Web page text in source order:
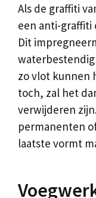
Als de graffiti
een anti-graffiti
Dit
zo vlot kunnen
toch, zal het
verwijderen
permanenten
laatste vormt